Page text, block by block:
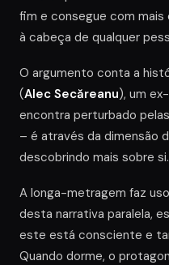
fim e consegue com mais
à cabeça de qualquer
O argumento conta a
(Alec Secăreanu), um
encontra perturbado
– é através da dimensão
descobrindo mais sobre si.
A longa-metragem faz
desta narrativa paralela,
este está consciente e
Quando dorme, o